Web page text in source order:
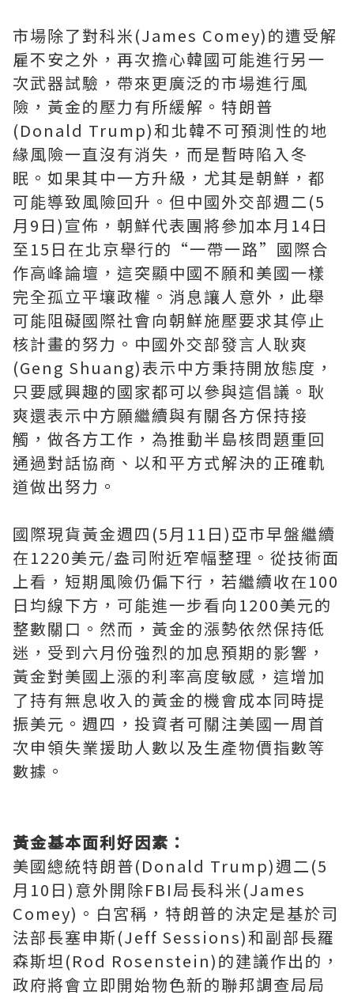
市場除了對科米(James Comey)的遭受解
雇不安之外，再次擔心韓國可能進行另一
次武器試驗，帶來更廣泛的市場進行風
險，黃金的壓力有所緩解。特朗普
(Donald Trump)和北韓不可預測性的地
緣風險一直沒有消失，而是暫時陷入冬
眠。如果其中一方升級，尤其是朝鮮，都
可能導致風險回升。但中國外交部週二(5
月9日)宣佈，朝鮮代表團將參加本月14日
至15日在北京舉行的“一帶一路”國際合
作高峰論壇，這突顯中國不願和美國一樣
完全孤立平壤政權。消息讓人意外，此舉
可能阻礙國際社會向朝鮮施壓要求其停止
核計畫的努力。中國外交部發言人耿爽
(Geng Shuang)表示中方秉持開放態度，
只要感興趣的國家都可以參與這倡議。耿
爽還表示中方願繼續與有關各方保持接
觸，做各方工作，為推動半島核問題重回
通過對話協商、以和平方式解決的正確軌
道做出努力。
國際現貨黃金週四(5月11日)亞市早盤繼續
在1220美元/盎司附近窄幅整理。從技術面
上看，短期風險仍偏下行，若繼續收在100
日均線下方，可能進一步看向1200美元的
整數關口。然而，黃金的漲勢依然保持低
迷，受到六月份強烈的加息預期的影響，
黃金對美國上漲的利率高度敏感，這增加
了持有無息收入的黃金的機會成本同時提
振美元。週四，投資者可關注美國一周首
次申領失業援助人數以及生產物價指數等
數據。
黃金基本面利好因素：
美國總統特朗普(Donald Trump)週二(5
月10日)意外開除FBI局長科米(James
Comey)。白宮稱，特朗普的決定是基於司
法部長塞申斯(Jeff Sessions)和副部長羅
森斯坦(Rod Rosenstein)的建議作出的，
政府將會立即開始物色新的聯邦調查局局